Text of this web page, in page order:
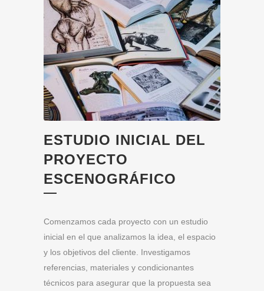
ESTUDIO INICIAL DEL
PROYECTO
ESCENOGRÁFICO
Comenzamos cada proyecto con un estudio
inicial en el que analizamos la idea, el espacio
y los objetivos del cliente. Investigamos
referencias, materiales y condicionantes
técnicos para asegurar que la propuesta sea